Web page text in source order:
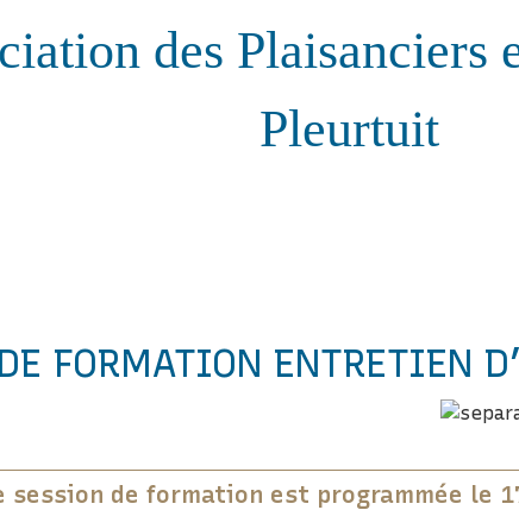
des Plaisanciers
Pleurtuit
FORMATION ENTRETIEN
session de formation est programmée le